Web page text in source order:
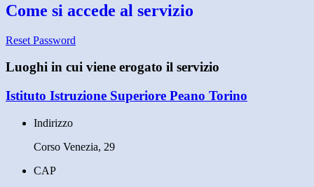
Come si accede al servizio
Reset Password
Luoghi in cui viene erogato il servizio
Istituto Istruzione Superiore Peano Torino
Indirizzo
Corso Venezia, 29
CAP